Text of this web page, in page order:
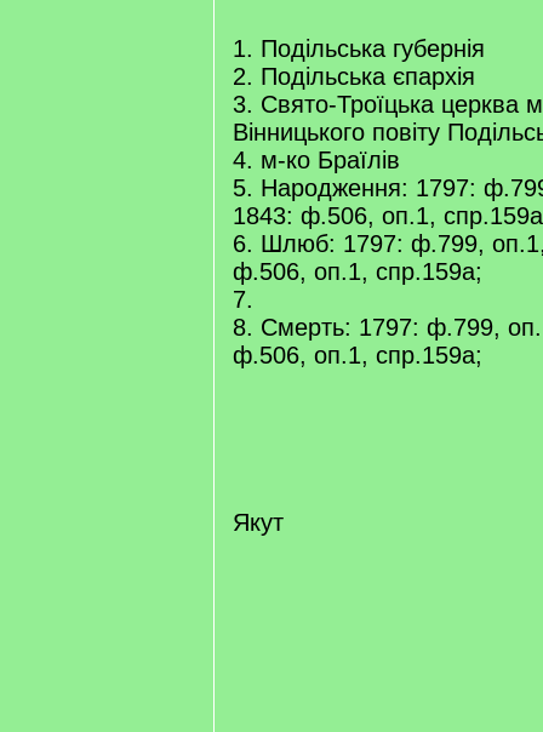
1. Подільська губернія
2. Подільська єпархія
3. Свято-Троїцька церква
Вінницького повіту
4. м-ко Браїлів
5. Народження: 1797:
1843: ф.506, оп.1,
6. Шлюб: 1797: ф.799,
ф.506, оп.1, спр.159а;
7.
8. Смерть: 1797: ф.799,
ф.506, оп.1, спр.159а;
Якут